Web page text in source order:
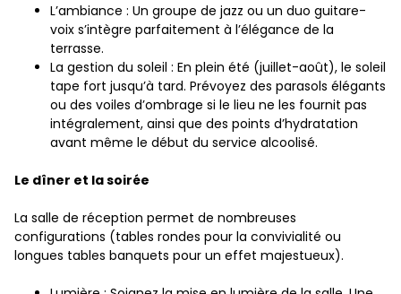
L’ambiance : Un groupe de jazz ou un duo guitare-
voix s’intègre parfaitement à l’élégance de la
terrasse.
La gestion du soleil : En plein été (juillet-août), le soleil
tape fort jusqu’à tard. Prévoyez des parasols élégants
ou des voiles d’ombrage si le lieu ne les fournit pas
intégralement, ainsi que des points d’hydratation
avant même le début du service alcoolisé.
Le dîner et la soirée
La salle de réception permet de nombreuses
configurations (tables rondes pour la convivialité ou
longues tables banquets pour un effet majestueux).